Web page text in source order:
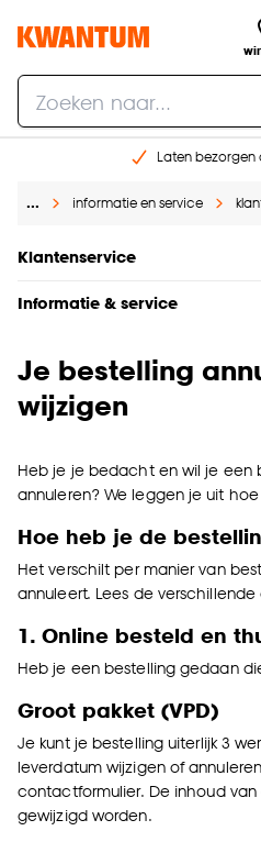
Laten bezorgen
Gratis raam advies
… informatie en service
Klantenservice
Informatie & service
Je bestelling
wijzigen
Heb je je bedacht en wil je een
annuleren? We leggen je uit
Hoe heb je de
Het verschilt per manier van
annuleert. Lees de
1. Online besteld en
Heb je een bestelling gedaan
Groot pakket (VPD)
Je kunt je bestelling uiterlijk 3
leverdatum wijzigen of
contactformulier. De inhoud
gewijzigd worden.